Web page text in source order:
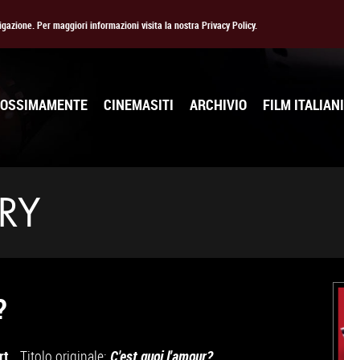
Per maggiori informazioni visita la nostra Privacy Policy.
CINEMASITI ARCHIVIO FILM ITALIANI